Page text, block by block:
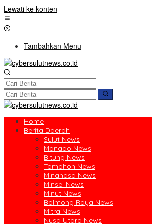
Lewati ke konten
Tambahkan Menu
Home
Berita Daerah
Sulut News
Manado News
Bitung News
Tomohon News
Minahasa News
Minsel News
Minut News
Bolmong Raya News
Mitra News
Nusa Utara News